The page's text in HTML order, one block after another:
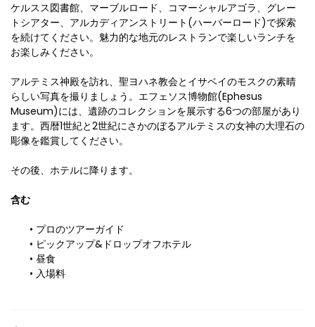
ケルスス図書館、マーブルロード、コマーシャルアゴラ、グレー
トシアター、アルカディアンストリート(ハーバーロード)で探索
を続けてください。魅力的な地元のレストランで楽しいランチを
お楽しみください。
アルテミス神殿を訪れ、聖ヨハネ教会とイサベイのモスクの素晴
らしい写真を撮りましょう。エフェソス博物館(Ephesus
Museum)には、遺跡のコレクションを展示する6つの部屋があり
ます。西暦1世紀と2世紀にさかのぼるアルテミスの女神の大理石の
彫像を鑑賞してください。
その後、ホテルに降ります。
含む
プロのツアーガイド
ピックアップ&ドロップオフホテル
昼食
入場料